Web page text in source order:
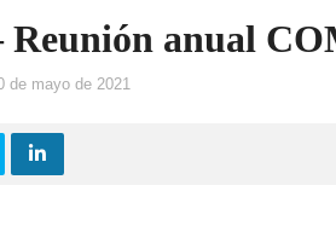
Reunión anual
de mayo de 2021